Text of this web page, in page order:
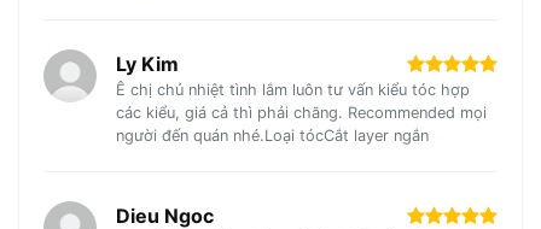
Ly Kim
Ê chị chủ nhiệt tình lắm luôn tư vấn kiểu tóc hợp
các kiểu, giá cả thì phải chăng. Recommended mọi
người đến quán nhé.Loại tócCắt layer ngắn
Dieu Ngoc